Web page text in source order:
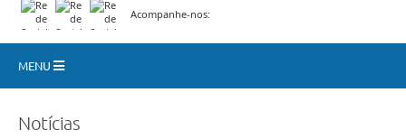
Acompanhe-nos:
MENU
Notícias